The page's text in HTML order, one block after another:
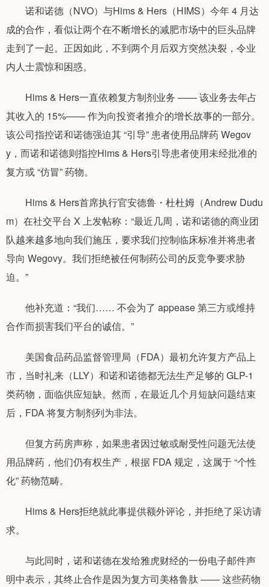
诺和诺德（NVO）与Hims & Hers（HIMS）今年 4 月达
成的合作，看似让两个在不断增长的减肥市场中的巨头品牌
走到了一起。正因如此，不到两个月后双方突然决裂，令业
内人士震惊和困惑。
Hims & Hers一直依赖复方制剂业务 —— 该业务去年占
其收入的 15%—— 作为向投资者推介的增长故事的一部分。
该公司指控诺和诺德强迫其 “引导” 患者使用品牌药 Wegov
y，而诺和诺德则指控Hims & Hers引导患者使用未经批准的
复方或 “仿冒” 药物。
Hims & Hers首席执行官安德鲁・杜杜姆（Andrew Dudu
m）在社交平台 X 上发帖称：“最近几周，诺和诺德的商业团
队越来越多地向我们施压，要求我们控制临床标准并将患者
导向 Wegovy。我们拒绝被任何制药公司的反竞争要求胁
迫。”
他补充道：“我们…… 不会为了 appease 第三方或维持
合作而损害我们平台的诚信。”
美国食品药品监督管理局（FDA）最初允许复方产品上
市，当时礼来（LLY）和诺和诺德都无法生产足够的 GLP-1
类药物，面临供应短缺。然而，在最近几个月短缺问题结束
后，FDA 将复方制剂列为非法。
但复方药房声称，如果患者因过敏或耐受性问题无法使
用品牌药，他们仍有权生产，根据 FDA 规定，这属于 “个性
化” 药物范畴。
Hims & Hers拒绝就此事提供额外评论，并拒绝了采访请
求。
与此同时，诺和诺德在发给雅虎财经的一份电子邮件声
明中表示，其终止合作是因为复方司美格鲁肽 —— 这些药物